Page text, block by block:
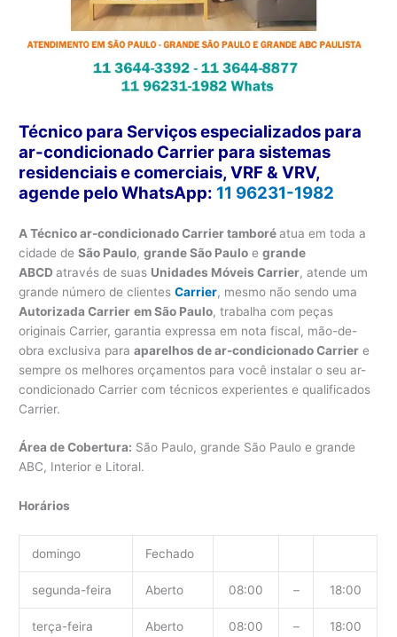
Técnico para Serviços especializados para
ar-condicionado Carrier para sistemas
residenciais e comerciais, VRF & VRV,
agende pelo WhatsApp: 11 96231-1982
A Técnico ar-condicionado Carrier tamboréatua em toda a
cidade deSão Paulo,grande São Paulo egrande
ABCDatravés de suas Unidades Móveis Carrier, atende um
grande número de clientesCarrier, mesmo não sendo uma
Autorizada Carrier em São Paulo, trabalha com peças
originais Carrier, garantia expressa em nota fiscal, mão-de-
obra exclusiva paraaparelhos de ar-condicionado Carrier e
sempre os melhores orçamentos para você instalar o seu ar-
condicionado Carrier com técnicos experientes e qualificados
Carrier.
Área de Cobertura: São Paulo, grande São Paulo e grande
ABC, Interior e Litoral.
Horários
domingo Fechado
segunda-feira Aberto 08:00 – 18:00
terça-feira Aberto 08:00 – 18:00